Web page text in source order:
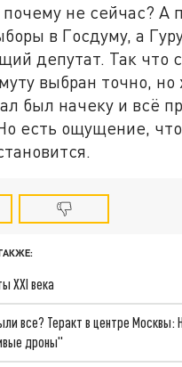
не сейчас? А
в Госдуму, а
депутат. Так что
выбран точно, но
был начеку и всё
есть ощущение,
XXI века
все? Теракт в центре Москвы:
дроны"